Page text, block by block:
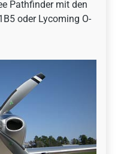
Pathfinder mit den
oder Lycoming O-